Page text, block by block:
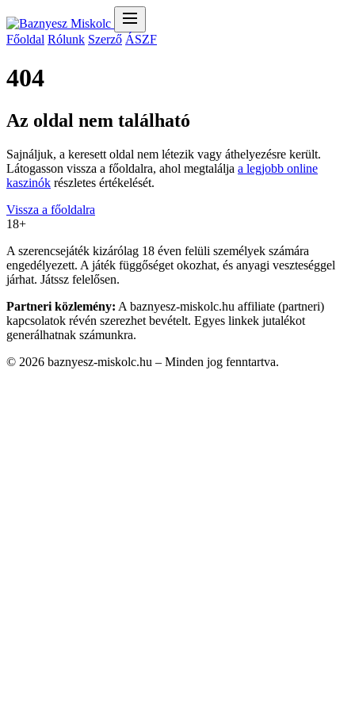
Főoldal Rólunk Szerző ÁSZF
404
Az oldal nem található
Sajnáljuk, a keresett oldal nem létezik vagy áthelyezésre került.
Látogasson vissza a főoldalra, ahol megtalálja a legjobb online
kaszinók részletes értékelését.
Vissza a főoldalra
18+
A szerencsejáték kizárólag 18 éven felüli személyek számára
engedélyezett. A játék függőséget okozhat, és anyagi veszteséggel
járhat. Játssz felelősen.
Partneri közlemény: A baznyesz-miskolc.hu affiliate (partneri)
kapcsolatok révén szerezhet bevételt. Egyes linkek jutalékot
generálhatnak számunkra.
© 2026 baznyesz-miskolc.hu – Minden jog fenntartva.